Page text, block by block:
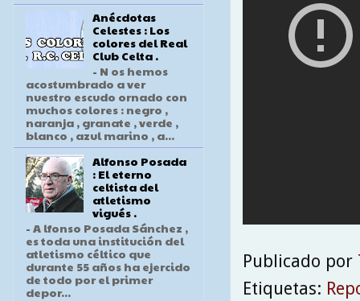
Publicado por
Etiquetas:
Anécdotas
Celestes : Los
colores del Real
Club Celta .
- N os hemos
acostumbrado a ver
nuestro escudo ornado con
muchos colores : negro ,
naranja , granate , verde ,
blanco , azul marino , a...
Alfonso Posada
: El eterno
celtista del
atletismo
vigués .
- A lfonso Posada Sánchez ,
es toda una institución del
atletismo céltico que
durante 55 años ha ejercido
de todo por el primer
depor...